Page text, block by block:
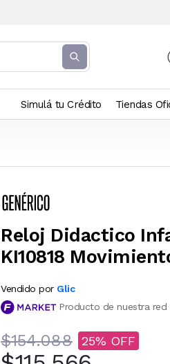
Simulá tu Crédito Tiendas
Reloj Didactico
KI10818
Vendido por Glic
Producto de nuestra red
$154.088 25